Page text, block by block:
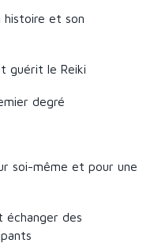
et son
le Reiki
degré
même et pour une
des